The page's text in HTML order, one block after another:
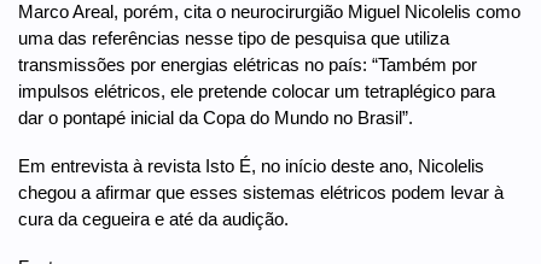
Marco Areal, porém, cita o neurocirurgião Miguel Nicolelis como
uma das referências nesse tipo de pesquisa que utiliza
transmissões por energias elétricas no país: “Também por
impulsos elétricos, ele pretende colocar um tetraplégico para
dar o pontapé inicial da Copa do Mundo no Brasil”.
Em entrevista à revista Isto É, no início deste ano, Nicolelis
chegou a afirmar que esses sistemas elétricos podem levar à
cura da cegueira e até da audição.